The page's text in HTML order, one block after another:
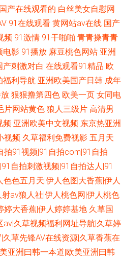
国产在线观看的 白丝美女自慰网
91在线观看 黄网站av在线 国产
频 91激情 91干啪啪 青青操青青
电影 91播放 麻豆桃色网站 亚洲
产刺激对白 在线观看91精品 欧
福利导航 亚洲欧美国产日韩 成年
狠狠撸第四色 欧美一页 女同电
片网站黄色 狼人三级片 高清男
频 亚洲欧美中文视频 东京热亚洲
视频 久草福利免费视影 五月天
拍91视频|91自拍com|91自拍
自拍刺激视频|91自拍达人|91
色色五月天|伊人色图大香蕉|伊人
av狼人社|伊人桃色网|伊人桃色
婷大香蕉|伊人婷婷基地 久草国
久草视频福利网址导航|久草婷
草先锋AV在线资源|久草香蕉在
亚洲曰韩一本道|欧美亚洲曰韩